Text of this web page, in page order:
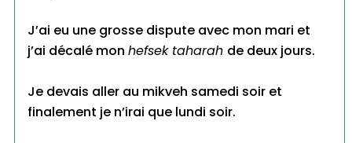
J’ai eu une grosse dispute avec mon mari et
j’ai décalé monhefsek taharah de deux jours.
Je devais aller au mikveh samedi soir et
finalement je n’irai que lundi soir.